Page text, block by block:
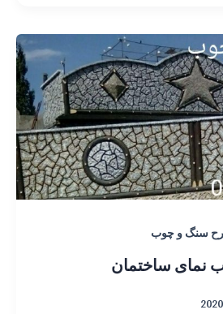
سنگ و چوب
نمای ساختمان